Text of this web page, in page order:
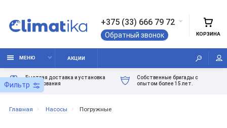
+375 (33) 666 79 72
Обратный звонок КОРЗИНА
МЕНЮ АКЦИИ
Быстрая доставка и установка
оборудования
Собственные бригады с
опытом более 15 лет.
Главная Насосы Погружные
Фильтр